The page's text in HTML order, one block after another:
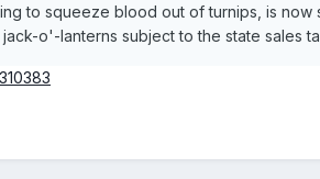
to squeeze blood out of turnips, is now
o'-lanterns subject to the state sales